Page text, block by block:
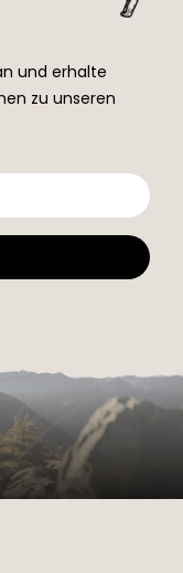
und erhalte
zu unseren